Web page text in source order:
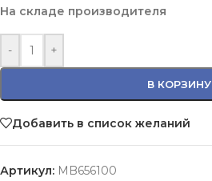
На складе производителя
- +
В КОРЗИНУ
Добавить в список желаний
Артикул: MB656100